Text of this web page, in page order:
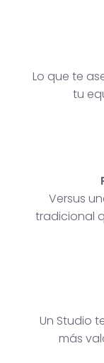
Lo que te
tu
Versus
tradicional
Un Studio
más